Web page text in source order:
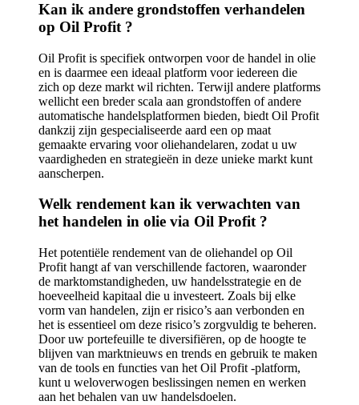
Kan ik andere grondstoffen verhandelen
op Oil Profit ?
Oil Profit is specifiek ontworpen voor de handel in olie
en is daarmee een ideaal platform voor iedereen die
zich op deze markt wil richten. Terwijl andere platforms
wellicht een breder scala aan grondstoffen of andere
automatische handelsplatformen bieden, biedt Oil Profit
dankzij zijn gespecialiseerde aard een op maat
gemaakte ervaring voor oliehandelaren, zodat u uw
vaardigheden en strategieën in deze unieke markt kunt
aanscherpen.
Welk rendement kan ik verwachten van
het handelen in olie via Oil Profit ?
Het potentiële rendement van de oliehandel op Oil
Profit hangt af van verschillende factoren, waaronder
de marktomstandigheden, uw handelsstrategie en de
hoeveelheid kapitaal die u investeert. Zoals bij elke
vorm van handelen, zijn er risico’s aan verbonden en
het is essentieel om deze risico’s zorgvuldig te beheren.
Door uw portefeuille te diversifiëren, op de hoogte te
blijven van marktnieuws en trends en gebruik te maken
van de tools en functies van het Oil Profit -platform,
kunt u weloverwogen beslissingen nemen en werken
aan het behalen van uw handelsdoelen.